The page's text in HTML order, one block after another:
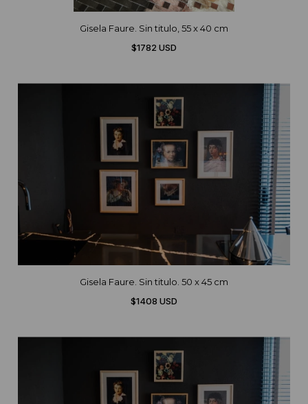
Gisela Faure. Sin titulo, 55 x 40 cm
$1782 USD
Gisela Faure. Sin titulo. 50 x 45 cm
$1408 USD